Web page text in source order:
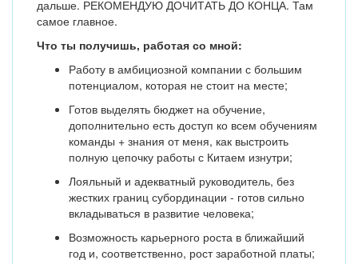
дальше. РЕКОМЕНДУЮ ДОЧИТАТЬ ДО КОНЦА. Там
самое главное.
Что ты получишь, работая со мной:
Работу в амбициозной компании с большим
потенциалом, которая не стоит на месте;
Готов выделять бюджет на обучение,
дополнительно есть доступ ко всем обучениям
команды + знания от меня, как выстроить
полную цепочку работы с Китаем изнутри;
Лояльный и адекватный руководитель, без
жестких границ субординации - готов сильно
вкладываться в развитие человека;
Возможность карьерного роста в ближайший
год и, соответственно, рост заработной платы;